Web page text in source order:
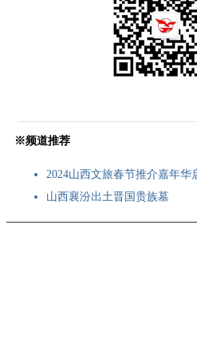
※频道推荐
2024山西文旅春节推介嘉年华
山西襄汾出土晋国贵族墓